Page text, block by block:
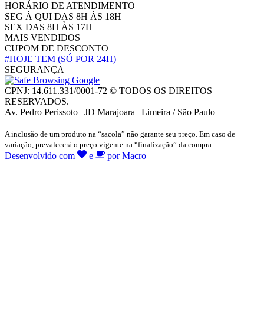
HORÁRIO DE ATENDIMENTO
SEG À QUI DAS 8H ÀS 18H
SEX DAS 8H ÀS 17H
MAIS VENDIDOS
CUPOM DE DESCONTO
#HOJE TEM (SÓ POR 24H)
SEGURANÇA
CPNJ: 14.611.331/0001-72 © TODOS OS DIREITOS
RESERVADOS.
Av. Pedro Perissoto | JD Marajoara | Limeira / São Paulo
A inclusão de um produto na “sacola” não garante seu preço. Em caso de
variação, prevalecerá o preço vigente na “finalização” da compra.
Desenvolvido com e por Macro